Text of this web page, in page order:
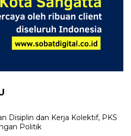
Disiplin dan Kerja Kolektif, PKS
Politik